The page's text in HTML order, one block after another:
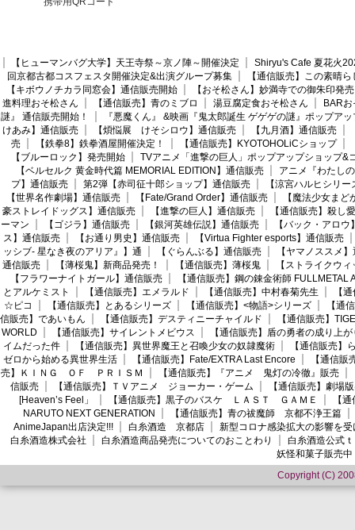
【ヒューマンバグ大学】天王寺祭～京ノ陣～開催決定
Shiryu's Cafe 夏花火
回京都古都コスフェスタ開催決定&出演グループ募集
【通信販売】この素晴
【キボウノチカラ同窓会】通信販売開始
【おそ松さん】妙満寺での御朱印発売
進料理おそ松さん
【通信販売】青のミブロ 湯豆腐定食おそ松さん
BAR
謎』 通信販売開始！
『悪魔くん』 &映画『鬼太郎誕生 ゲゲゲの謎』ポップア
けあみ】通信販売
【煩悩展 けそシロウ】通信販売 【九月酒】通信販売
売
【鉄拳8】鉄拳酒屋開催決定！ 【通信販売】KYOTOHOLiCショップ
【ブルーロック】発売開始
TVアニメ「進撃の巨人」ポップアップショップ&
【ベルセルク 黄金時代篇 MEMORIAL EDITION】通信販売
アニメ『わたし
プ】通信販売
第2弾【赤司征十郎ショップ】通信販売
【涼宮ハルヒシリ
【世界名作劇場】通信販売
【Fate/Grand Order】通信販売
【魔法少女ま
豪ストレイドッグス】通信販売
【進撃の巨人】通信販売
【通信販売】殺し愛
ーマン
【ゴジラ】通信販売 【銀河英雄伝説】通信販売
【バック・アロウ
ス】通信販売
【お通り男史】通信販売
【Virtua Fighter esports】通信販売
ッシブ- 星なき夜のアリア』】通
【ぐらんぶる】通信販売
【ヤマノススメ
通信販売
【薄桜鬼】新商品発売！ 【通信販売】薄桜鬼
【ストライクウ
【フラワーナイトガール】通信販売
【通信販売】鋼の錬金術師 FULLMETAL
とアルケミスト
【通信販売】エメラルド 【通信販売】中村春菊先生
【
☆ピコ
【通信販売】とあるシリーズ 【通信販売】<物語>シリーズ
【通
信販売】であいもん
【通信販売】デスティニーチャイルド
【通信販売】
WORLD
【通信販売】サイレントメビウス
【通信販売】盾の勇者の成り上が
イムだった件
【通信販売】異世界魔王と召喚少女の奴隷魔術
【通信販売】
ゼロから始める異世界生活
【通信販売】Fate/EXTRA Last Encore
【通信
売】ＫＩＮＧ ＯＦ ＰＲＩＳＭ
【通信販売】『アニメ 鬼灯の冷徹』販売
信販売
【通信販売】ＴＶアニメ ジョーカー・ゲーム
【通信販売】劇場
[Heaven’s Feel」
【通信販売】黒子のバスケ ＬＡＳＴ ＧＡＭＥ
【
NARUTO NEXT GENERATION
【通信販売】青の祓魔師 京都不浄王篇
AnimeJapan出店決定!!!
白糸酒造 京都店
新型コロナ感染拡大の影響を
白糸酒造株式会社
白糸酒造商品発売についてのおことわり
白糸酒造公式
妖怪和菓子販売中
Copyright (C)